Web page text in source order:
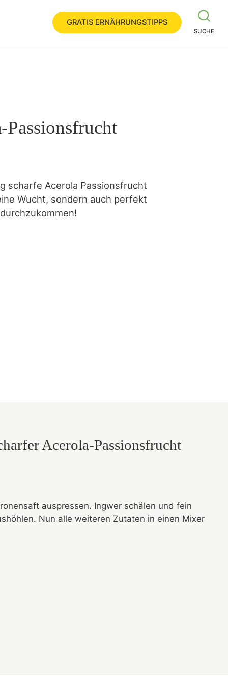
GRATIS ERNÄHRUNGSTIPPS
SUCHE
scharfe Acerola Passionsfrucht
Wucht, sondern auch perfekt
Acerola-Passionsfrucht
auspressen. Ingwer schälen und fein
Nun alle weiteren Zutaten in einen Mixer